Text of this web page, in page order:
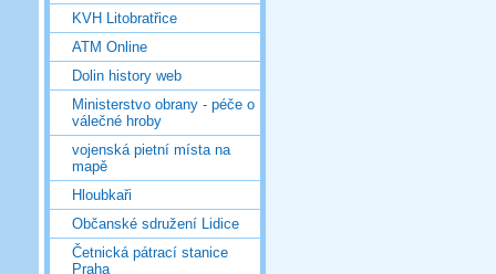
KVH Litobratřice
ATM Online
Dolin history web
Ministerstvo obrany - péče o
válečné hroby
vojenská pietní místa na
mapě
Hloubkaři
Občanské sdružení Lidice
Četnická pátrací stanice
Praha